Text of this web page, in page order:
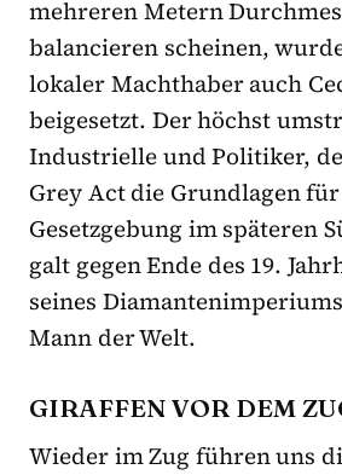
mehreren Metern
balancieren scheinen,
lokaler Machthaber auch
beigesetzt. Der höchst
Industrielle und Politiker,
Grey Act die Grundlagen
Gesetzgebung im späteren
galt gegen Ende des 19.
seines
Mann der Welt.
GIRAFFEN VOR DEM
Wieder im Zug führen uns